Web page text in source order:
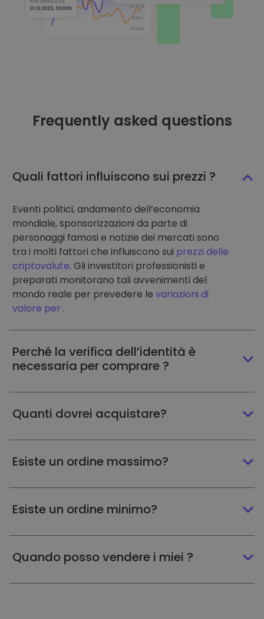
Frequently asked questions
Quali fattori influiscono sui prezzi ?
Eventi politici, andamento dell’economia
mondiale, sponsorizzazioni da parte di
personaggi famosi e notizie dei mercati sono
tra i molti fattori che influiscono sui prezzi delle
criptovalute. Gli investitori professionisti e
preparati monitorano tali avvenimenti del
mondo reale per prevedere le variazioni di
valore per .
Perché la verifica dell’identità è
necessaria per comprare ?
Quanti dovrei acquistare?
Esiste un ordine massimo?
Esiste un ordine minimo?
Quando posso vendere i miei ?